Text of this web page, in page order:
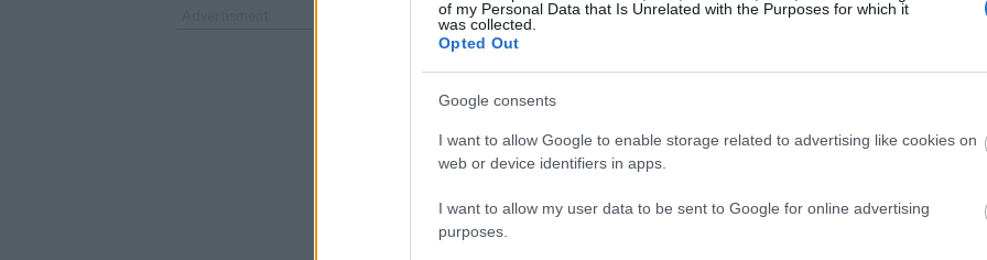
of my Personal Data that Is Unrelated with the Purposes for which it
was collected.
Opted Out
Google consents
I want to allow Google to enable storage related to advertising like cookies on
web or device identifiers in apps.
I want to allow my user data to be sent to Google for online advertising
purposes.